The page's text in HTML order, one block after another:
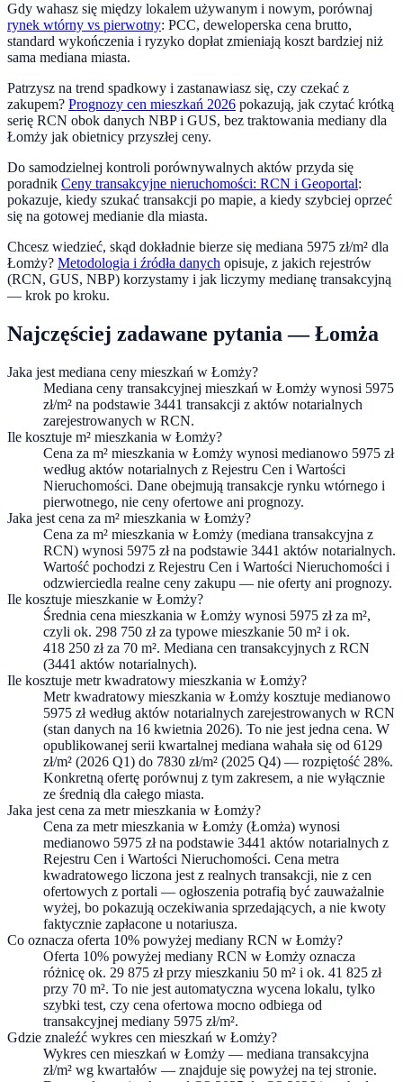
Gdy wahasz się między lokalem używanym i nowym, porównaj
rynek wtórny vs pierwotny: PCC, deweloperska cena brutto,
standard wykończenia i ryzyko dopłat zmieniają koszt bardziej niż
sama mediana miasta.
Patrzysz na trend spadkowy i zastanawiasz się, czy czekać z
zakupem? Prognozy cen mieszkań 2026 pokazują, jak czytać krótką
serię RCN obok danych NBP i GUS, bez traktowania mediany dla
Łomży jak obietnicy przyszłej ceny.
Do samodzielnej kontroli porównywalnych aktów przyda się
poradnik Ceny transakcyjne nieruchomości: RCN i Geoportal:
pokazuje, kiedy szukać transakcji po mapie, a kiedy szybciej oprzeć
się na gotowej medianie dla miasta.
Chcesz wiedzieć, skąd dokładnie bierze się mediana 5975 zł/m² dla
Łomży? Metodologia i źródła danych opisuje, z jakich rejestrów
(RCN, GUS, NBP) korzystamy i jak liczymy medianę transakcyjną
— krok po kroku.
Najczęściej zadawane pytania —Łomża
Jaka jest mediana ceny mieszkań w Łomży?
Mediana ceny transakcyjnej mieszkań w Łomży wynosi 5975
zł/m² na podstawie 3441 transakcji z aktów notarialnych
zarejestrowanych w RCN.
Ile kosztuje m² mieszkania w Łomży?
Cena za m² mieszkania w Łomży wynosi medianowo 5975 zł
według aktów notarialnych z Rejestru Cen i Wartości
Nieruchomości. Dane obejmują transakcje rynku wtórnego i
pierwotnego, nie ceny ofertowe ani prognozy.
Jaka jest cena za m² mieszkania w Łomży?
Cena za m² mieszkania w Łomży (mediana transakcyjna z
RCN) wynosi 5975 zł na podstawie 3441 aktów notarialnych.
Wartość pochodzi z Rejestru Cen i Wartości Nieruchomości i
odzwierciedla realne ceny zakupu — nie oferty ani prognozy.
Ile kosztuje mieszkanie w Łomży?
Średnia cena mieszkania w Łomży wynosi 5975 zł za m²,
czyli ok. 298 750 zł za typowe mieszkanie 50 m² i ok.
418 250 zł za 70 m². Mediana cen transakcyjnych z RCN
(3441 aktów notarialnych).
Ile kosztuje metr kwadratowy mieszkania w Łomży?
Metr kwadratowy mieszkania w Łomży kosztuje medianowo
5975 zł według aktów notarialnych zarejestrowanych w RCN
(stan danych na 16 kwietnia 2026). To nie jest jedna cena. W
opublikowanej serii kwartalnej mediana wahała się od 6129
zł/m² (2026 Q1) do 7830 zł/m² (2025 Q4) — rozpiętość 28%.
Konkretną ofertę porównuj z tym zakresem, a nie wyłącznie
ze średnią dla całego miasta.
Jaka jest cena za metr mieszkania w Łomży?
Cena za metr mieszkania w Łomży (Łomża) wynosi
medianowo 5975 zł na podstawie 3441 aktów notarialnych z
Rejestru Cen i Wartości Nieruchomości. Cena metra
kwadratowego liczona jest z realnych transakcji, nie z cen
ofertowych z portali — ogłoszenia potrafią być zauważalnie
wyżej, bo pokazują oczekiwania sprzedających, a nie kwoty
faktycznie zapłacone u notariusza.
Co oznacza oferta 10% powyżej mediany RCN w Łomży?
Oferta 10% powyżej mediany RCN w Łomży oznacza
różnicę ok. 29 875 zł przy mieszkaniu 50 m² i ok. 41 825 zł
przy 70 m². To nie jest automatyczna wycena lokalu, tylko
szybki test, czy cena ofertowa mocno odbiega od
transakcyjnej mediany 5975 zł/m².
Gdzie znaleźć wykres cen mieszkań w Łomży?
Wykres cen mieszkań w Łomży — mediana transakcyjna
zł/m² wg kwartałów — znajduje się powyżej na tej stronie.